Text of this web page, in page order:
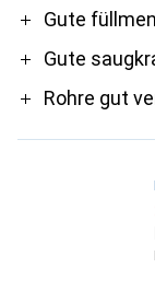
ProGute
Gute
Rohre gut